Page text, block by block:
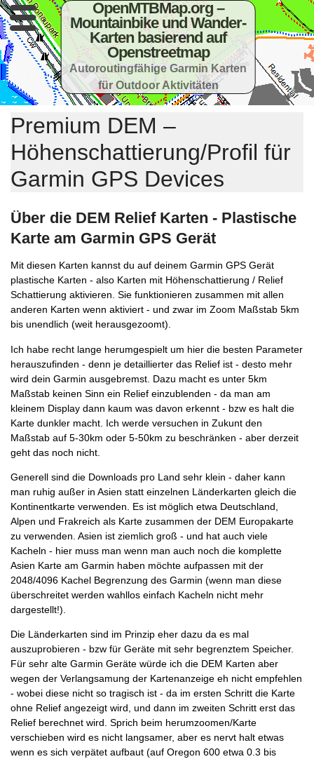
OpenMTBMap.org –
Mountainbike und Wander-
Karten basierend auf
Openstreetmap
Autoroutingfähige Garmin Karten
für Outdoor Aktivitäten
Premium DEM –
Höhenschattierung/Profil für
Garmin GPS Devices
Über die DEM Relief Karten - Plastische
Karte am Garmin GPS Gerät
Mit diesen Karten kannst du auf deinem Garmin GPS Gerät
plastische Karten - also Karten mit Höhenschattierung / Relief
Schattierung aktivieren. Sie funktionieren zusammen mit allen
anderen Karten wenn aktiviert - und zwar im Zoom Maßstab 5km
bis unendlich (weit herausgezoomt).
Ich habe recht lange herumgespielt um hier die besten Parameter
herauszufinden - denn je detaillierter das Relief ist - desto mehr
wird dein Garmin ausgebremst. Dazu macht es unter 5km
Maßstab keinen Sinn ein Relief einzublenden - da man am
kleinem Display dann kaum was davon erkennt - bzw es halt die
Karte dunkler macht. Ich werde versuchen in Zukunt den
Maßstab auf 5-30km oder 5-50km zu beschränken - aber derzeit
geht das noch nicht.
Generell sind die Downloads pro Land sehr klein - daher kann
man ruhig außer in Asien statt einzelnen Länderkarten gleich die
Kontinentkarte verwenden. Es ist möglich etwa Deutschland,
Alpen und Frakreich als Karte zusammen der DEM Europakarte
zu verwenden. Asien ist ziemlich groß - und hat auch viele
Kacheln - hier muss man wenn man auch noch die komplette
Asien Karte am Garmin haben möchte aufpassen mit der
2048/4096 Kachel Begrenzung des Garmin (wenn man diese
überschreitet werden wahllos einfach Kacheln nicht mehr
dargestellt!).
Die Länderkarten sind im Prinzip eher dazu da es mal
auszuprobieren - bzw für Geräte mit sehr begrenztem Speicher.
Für sehr alte Garmin Geräte würde ich die DEM Karten aber
wegen der Verlangsamung der Kartenanzeige eh nicht empfehlen
- wobei diese nicht so tragisch ist - da im ersten Schritt die Karte
ohne Relief angezeigt wird, und dann im zweiten Schritt erst das
Relief berechnet wird. Sprich beim herumzoomen/Karte
verschieben wird es nicht langsamer, aber es nervt halt etwas
wenn es sich verpätet aufbaut (auf Oregon 600 etwa 0.3 bis